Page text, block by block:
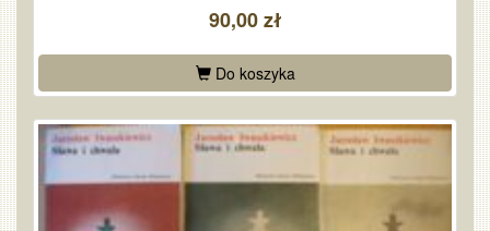
90,00 zł
Do koszyka